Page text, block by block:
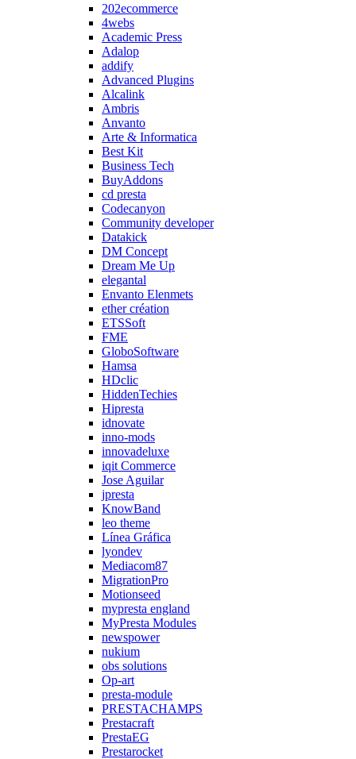
202ecommerce
4webs
Academic Press
Adalop
addify
Advanced Plugins
Alcalink
Ambris
Anvanto
Arte & Informatica
Best Kit
Business Tech
BuyAddons
cd presta
Codecanyon
Community developer
Datakick
DM Concept
Dream Me Up
elegantal
Envanto Elenmets
ether création
ETSSoft
FME
GloboSoftware
Hamsa
HDclic
HiddenTechies
Hipresta
idnovate
inno-mods
innovadeluxe
iqit Commerce
Jose Aguilar
jpresta
KnowBand
leo theme
Línea Gráfica
lyondev
Mediacom87
MigrationPro
Motionseed
mypresta england
MyPresta Modules
newspower
nukium
obs solutions
Op-art
presta-module
PRESTACHAMPS
Prestacraft
PrestaEG
Prestarocket